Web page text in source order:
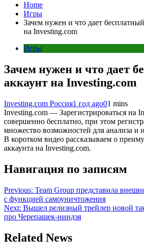
Home
Игры
Зачем нужен и что дает
на Investing.com
Игры
Зачем нужен и что дает
аккаунт на Investing.com
Investing.com Россия1 год ago01 mins
Investing.com — Зарегистрироваться на
совершенно бесплатно, при этом
множество возможностей для анализа и
В коротком видео рассказываем о
аккаунта на Investing.com.
Навигация по записям
Previous: Team Group представила
с функцией самоуничтожения
Next: Вышел релизный трейлер новой
про Черепашек-ниндзя
Related News